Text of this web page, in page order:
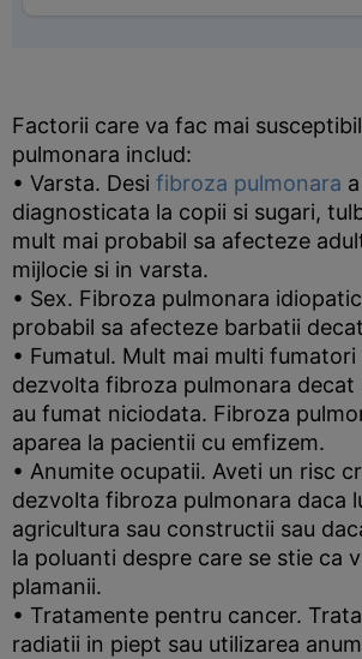
Factorii care va fac mai
pulmonara includ:
• Varsta. Desi fibroza pulmonara
diagnosticata la copii si sugari,
mult mai probabil sa afecteze
mijlocie si in varsta.
• Sex. Fibroza pulmonara
probabil sa afecteze barbatii
• Fumatul. Mult mai multi
dezvolta fibroza pulmonara decat
au fumat niciodata. Fibroza
aparea la pacientii cu emfizem.
• Anumite ocupatii. Aveti un risc
dezvolta fibroza pulmonara daca
agricultura sau constructii sau
la poluanti despre care se stie ca
plamanii.
• Tratamente pentru cancer.
radiatii in piept sau utilizarea